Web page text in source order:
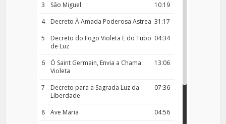
3
10:19
São Miguel
4
31:17
Decreto À Amada Poderosa Astrea
5
04:34
Decreto do Fogo Violeta E do Tubo
de Luz
6
13:06
Ó Saint Germain, Envia a Chama
Violeta
7
07:36
Decreto para a Sagrada Luz da
Liberdade
8
04:56
Ave Maria